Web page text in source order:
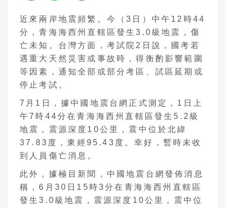
近來兩岸地震頻繁。今（3日）中午12時44
分，青海海西州直轄區發生3.0級地震，傷
亡未知。台灣方面，考試院2日說，國考若
遇重大天然災害或事故時，得衡酌影響範圍
等因素，通知全部或部分考區、試區延期或
停止考試。
7月1日，據中國地震台網正式測定，1日上
午7時44分在青海海西州直轄區發生5.2級
地震，震源深度10公里，震中位於北緯
37.83度，東經95.43度。幸好，暫時未收
到人員傷亡消息。
此外，據極目新聞，中國地震台網發佈消息
稱，6月30日15時3分在青海海西州直轄區
發生3.0級地震，震源深度10公里，震中位